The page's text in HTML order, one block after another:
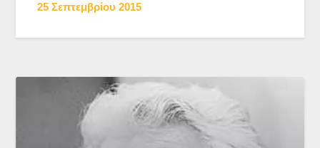
25 Σεπτεμβρίου 2015